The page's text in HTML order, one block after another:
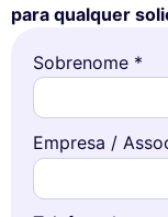
para qualquer
Sobrenome *
Empresa /